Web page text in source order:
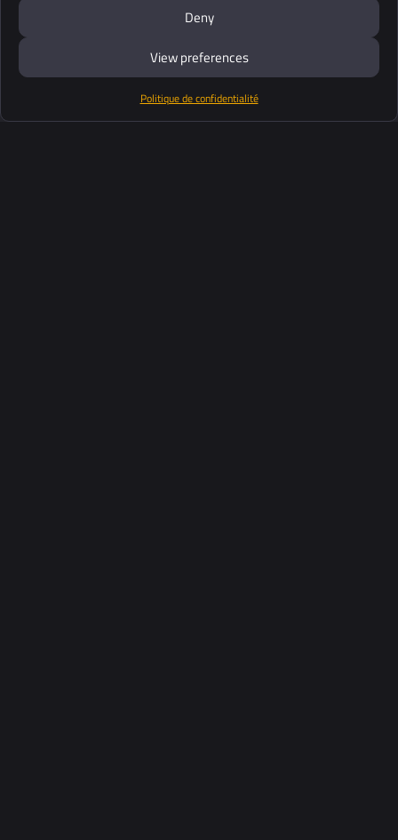
Deny
View preferences
Politique de confidentialité